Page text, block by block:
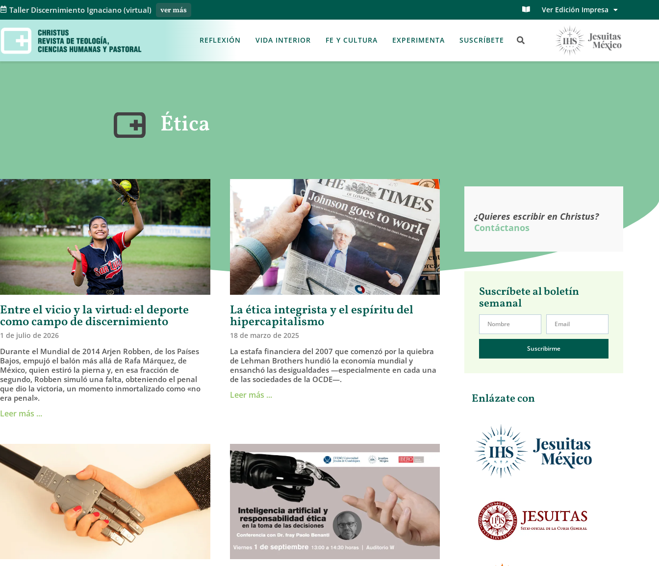
Taller Discernimiento Ignaciano (virtual) ver más Ver Edición Impresa
REFLEXIÓN VIDA INTERIOR FE Y CULTURA EXPERIMENTA SUSCRÍBETE
Ética
Entre el vicio y la virtud: el deporte
como campo de discernimiento
1 de julio de 2026
Durante el Mundial de 2014 Arjen Robben, de los Países
Bajos, empujó el balón más allá de Rafa Márquez, de
México, quien estiró la pierna y, en esa fracción de
segundo, Robben simuló una falta, obteniendo el penal
que dio la victoria, un momento inmortalizado como «no
era penal».
Leer más ...
La ética integrista y el espíritu del
hipercapitalismo
18 de marzo de 2025
La estafa financiera del 2007 que comenzó por la quiebra
de Lehman Brothers hundió la economía mundial y
ensanchó las desigualdades —especialmente en cada una
de las sociedades de la OCDE—.
Leer más ...
¿Quieres escribir en Christus?
Contáctanos
Suscríbete al boletín
semanal
Suscribirme
Enlázate con